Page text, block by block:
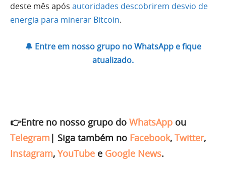
deste mês após autoridades descobrirem desvio de
energia para minerar Bitcoin.
🔔 Entre em nosso grupo no WhatsApp e fique
atualizado.
👉Entre no nosso grupo do WhatsApp ou
Telegram | Siga também no Facebook, Twitter,
Instagram, YouTube e Google News.